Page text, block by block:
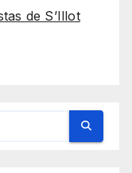
de S’Illot